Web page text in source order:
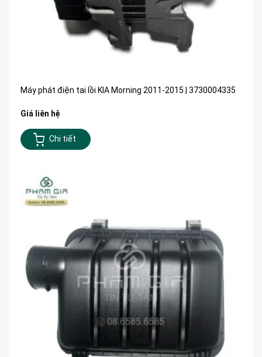
Máy phát điện tai lồi KIA Morning 2011-2015 | 3730004335
Giá liên hệ
Chi tiết